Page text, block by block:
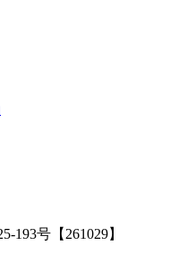
193号【261029】